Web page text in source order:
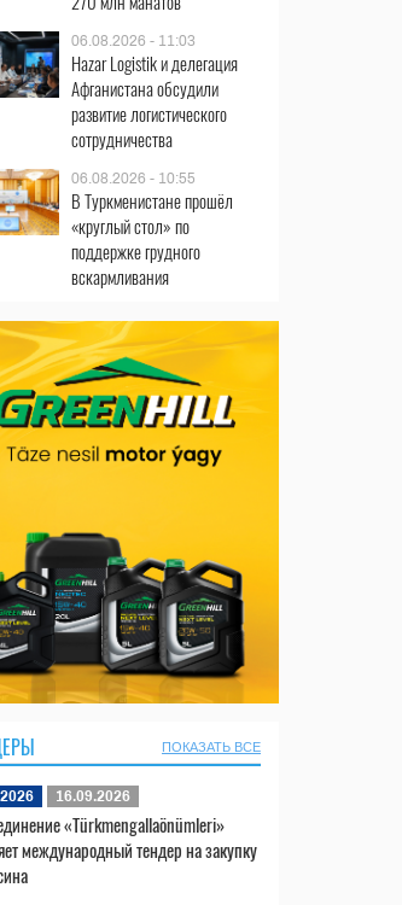
06.08.2026 - 11:03
Hazar Logistik и делегация
Афганистана обсудили
развитие логистического
сотрудничества
06.08.2026 - 10:55
В Туркменистане прошёл
«круглый стол» по
поддержке грудного
вскармливания
ПОКАЗАТЬ ВСЕ
16.09.2026
«Türkmengallaönümleri»
международный тендер на закупку